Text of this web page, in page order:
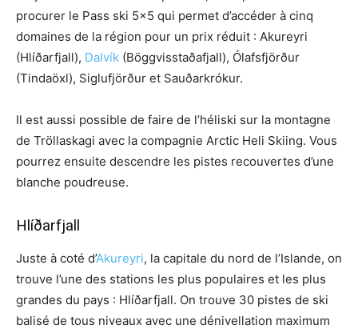
procurer le Pass ski 5×5 qui permet d’accéder à cinq
domaines de la région pour un prix réduit : Akureyri
(Hlíðarfjall), Dalvík (Böggvisstaðafjall), Ólafsfjörður
(Tindaöxl), Siglufjörður et Sauðarkrókur.
Il est aussi possible de faire de l’héliski sur la montagne
de Tröllaskagi avec la compagnie Arctic Heli Skiing. Vous
pourrez ensuite descendre les pistes recouvertes d’une
blanche poudreuse.
Hlíðarfjall
Juste à coté d’Akureyri, la capitale du nord de l’Islande, on
trouve l’une des stations les plus populaires et les plus
grandes du pays : Hlíðarfjall. On trouve 30 pistes de ski
balisé de tous niveaux avec une dénivellation maximum